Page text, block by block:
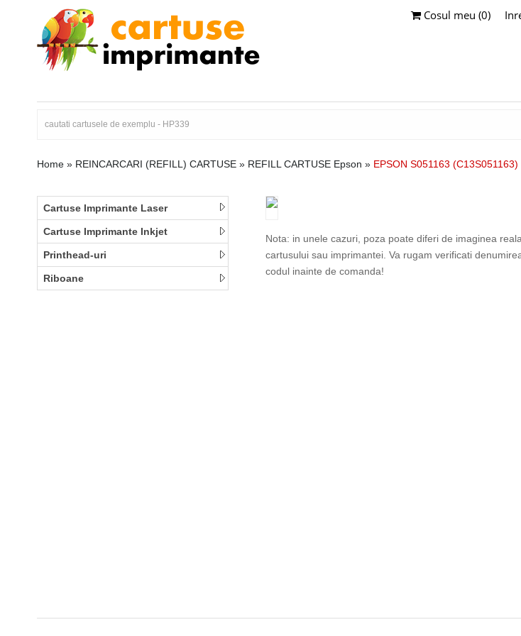
Cosul meu (0)
Home » REINCARCARI (REFILL) CARTUSE » REFILL CARTUSE Epson » EPSON S051163
Cartuse Imprimante Laser
Cartuse Imprimante Inkjet
Printhead-uri
Riboane
Nota: in unele cazuri, poza poate diferi de imaginea
cartusului sau imprimantei. Va rugam verificati
codul inainte de comanda!